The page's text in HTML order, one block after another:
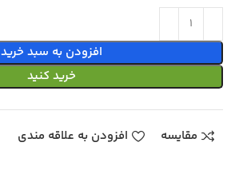
افزودن به سبد خرید
خرید کنید
مقایسه افزودن به علاقه مندی